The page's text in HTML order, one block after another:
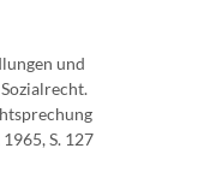
und
S. 127